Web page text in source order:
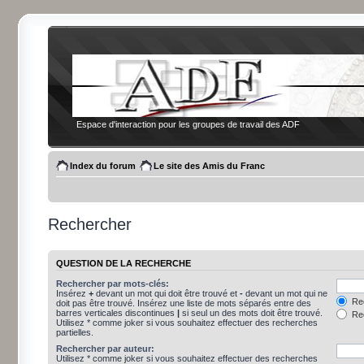
Espace d'interaction pour les groupes de travail des ADF
Index du forum Le site des Amis du Franc
Rechercher
QUESTION DE LA RECHERCHE
Rechercher par mots-clés:
Insérez + devant un mot qui doit être trouvé et - devant un mot qui ne
doit pas être trouvé. Insérez une liste de mots séparés entre des
barres verticales discontinues | si seul un des mots doit être trouvé.
Utilisez * comme joker si vous souhaitez effectuer des recherches
partielles.
Rechercher par auteur:
Utilisez * comme joker si vous souhaitez effectuer des recherches